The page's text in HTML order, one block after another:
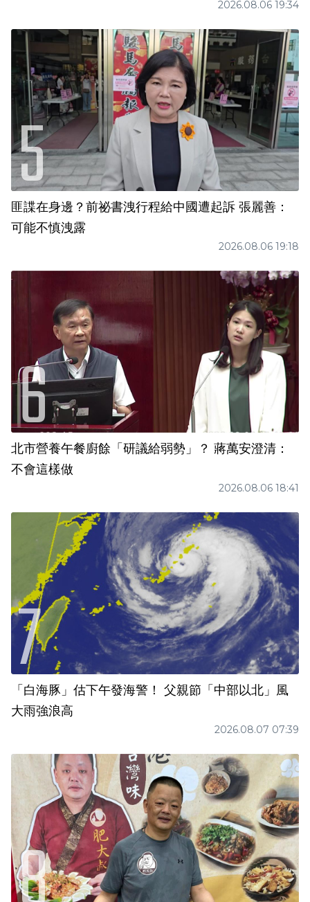
2026.08.06 19:34
匪諜在身邊？前祕書洩行程給中國遭起訴 張麗善：
可能不慎洩露
2026.08.06 19:18
北市營養午餐廚餘「研議給弱勢」？ 蔣萬安澄清：
不會這樣做
2026.08.06 18:41
「白海豚」估下午發海警！ 父親節「中部以北」風
大雨強浪高
2026.08.07 07:39